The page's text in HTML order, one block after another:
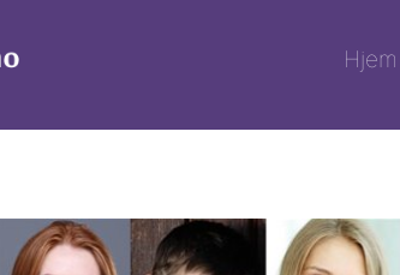
Hjem